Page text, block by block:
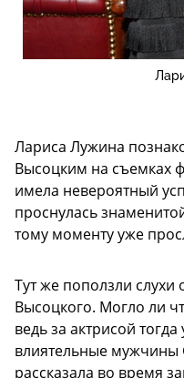
Лариса Лужина
Высоцким на съемках
имела невероятный
проснулась
тому моменту уже
Тут же поползли
Высоцкого. Могло ли
ведь за актрисой
влиятельные мужчины
рассказала во время